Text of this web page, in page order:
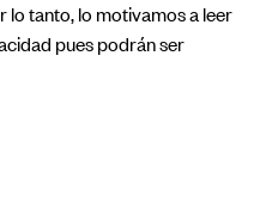
lo tanto, lo motivamos a leer
pues podrán ser